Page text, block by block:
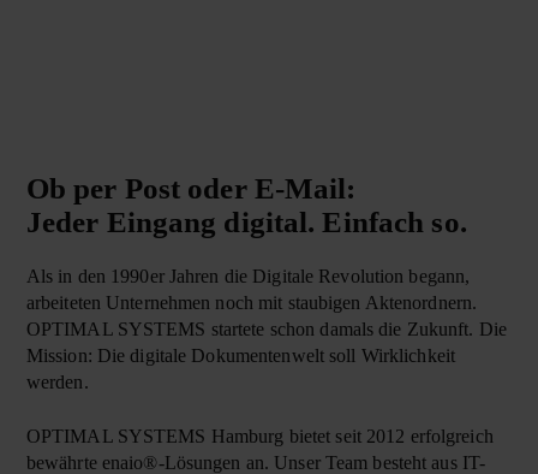
Ob per Post oder E-Mail:
Jeder Eingang digital. Einfach so.
Als in den 1990er Jahren die Digitale Re­volution be­gann,
arbeiteten Unter­neh­men noch mit stau­bigen Ak­ten­ordnern.
OPTIMAL SYSTEMS star­tete schon damals die Zu­kunft. Die
Mis­sion: Die digi­tale Do­ku­men­ten­welt soll Wirk­lich­keit
werden.
OPTIMAL SYSTEMS Ham­burg bietet seit 2012 er­folg­reich
be­währte enaio®-Lösungen an. Unser Team be­steht aus IT-